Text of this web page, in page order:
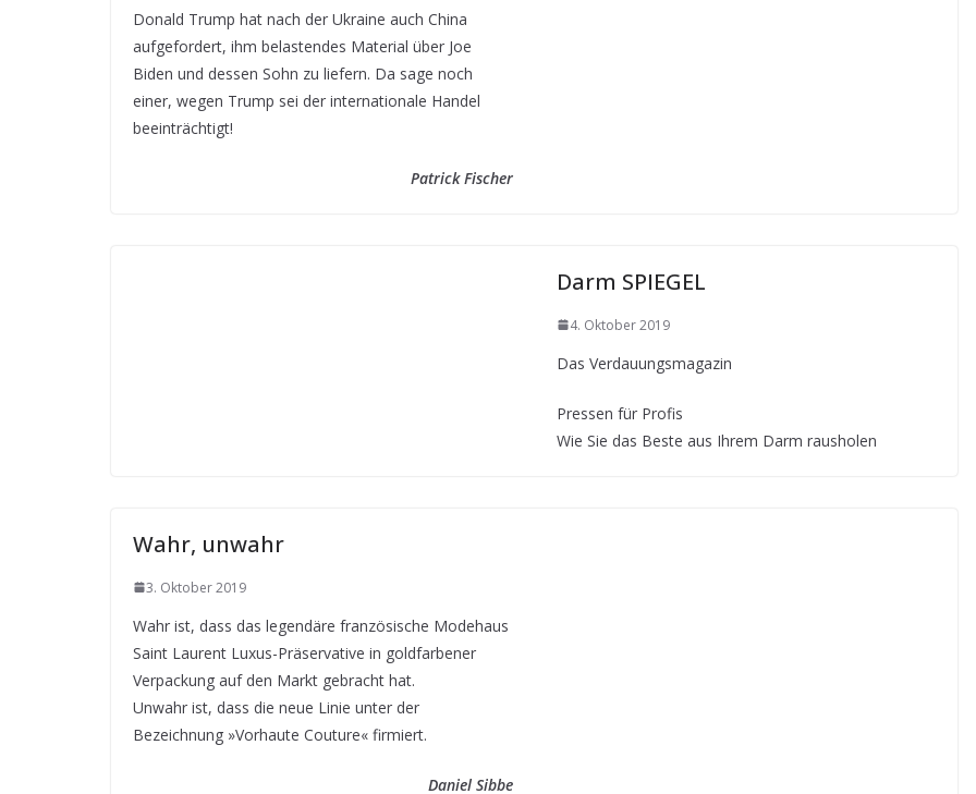
Donald Trump hat nach der Ukraine auch China
aufgefordert, ihm belastendes Material über Joe
Biden und dessen Sohn zu liefern. Da sage noch
einer, wegen Trump sei der internationale Handel
beeinträchtigt!
Patrick Fischer
Darm SPIEGEL
4. Oktober 2019
Das Verdauungsmagazin
Pressen für Profis
Wie Sie das Beste aus Ihrem Darm rausholen
Wahr, unwahr
3. Oktober 2019
Wahr ist, dass das legendäre französische Modehaus
Saint Laurent Luxus-Präservative in goldfarbener
Verpackung auf den Markt gebracht hat.
Unwahr ist, dass die neue Linie unter der
Bezeichnung »Vorhaute Couture« firmiert.
Daniel Sibbe